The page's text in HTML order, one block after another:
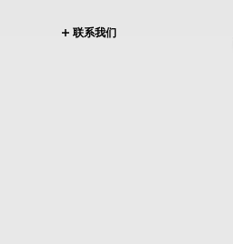
联系我们